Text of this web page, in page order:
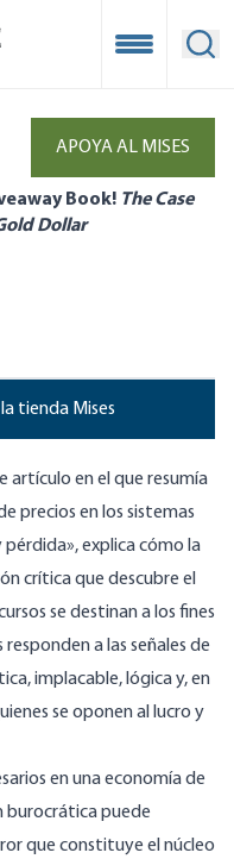
Open
APOYA AL MISES
Book! The Case
Dollar
tienda Mises
artículo en el que resumía
precios en los sistemas
explica cómo la
crítica que descubre el
se destinan a los fines
a las señales de
implacable, lógica y, en
se oponen al lucro y
en una economía de
burocrática puede
que constituye el núcleo